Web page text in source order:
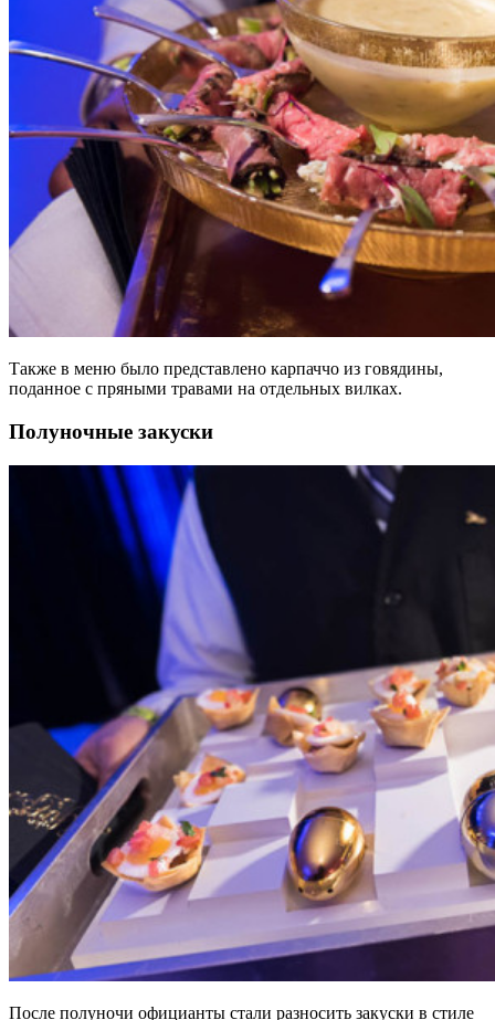
Также в меню было представлено карпаччо из говядины,
поданное с пряными травами на отдельных вилках.
Полуночные закуски
После полуночи официанты стали разносить закуски в стиле